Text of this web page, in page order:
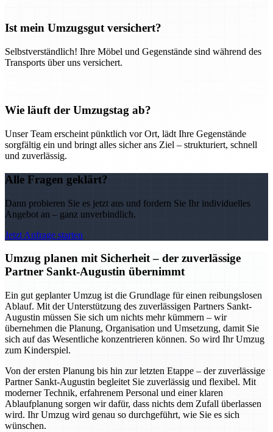
Ist mein Umzugsgut versichert?
Selbstverständlich! Ihre Möbel und Gegenstände sind während des
Transports über uns versichert.
Wie läuft der Umzugstag ab?
Unser Team erscheint pünktlich vor Ort, lädt Ihre Gegenstände
sorgfältig ein und bringt alles sicher ans Ziel – strukturiert, schnell
und zuverlässig.
Alle Fragen geklärt?
Dann probieren Sie es jetzt aus und fordern Sie Ihr individuelles
Angebot an – ganz unverbindlich.
Jetzt Anfrage starten
Umzug planen mit Sicherheit – der zuverlässige
Partner Sankt-Augustin übernimmt
Ein gut geplanter Umzug ist die Grundlage für einen reibungslosen
Ablauf. Mit der Unterstützung des zuverlässigen Partners Sankt-
Augustin müssen Sie sich um nichts mehr kümmern – wir
übernehmen die Planung, Organisation und Umsetzung, damit Sie
sich auf das Wesentliche konzentrieren können. So wird Ihr Umzug
zum Kinderspiel.
Von der ersten Planung bis hin zur letzten Etappe – der zuverlässige
Partner Sankt-Augustin begleitet Sie zuverlässig und flexibel. Mit
moderner Technik, erfahrenem Personal und einer klaren
Ablaufplanung sorgen wir dafür, dass nichts dem Zufall überlassen
wird. Ihr Umzug wird genau so durchgeführt, wie Sie es sich
wünschen.